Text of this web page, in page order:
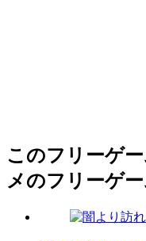
このフリーゲ
メのフリーゲ